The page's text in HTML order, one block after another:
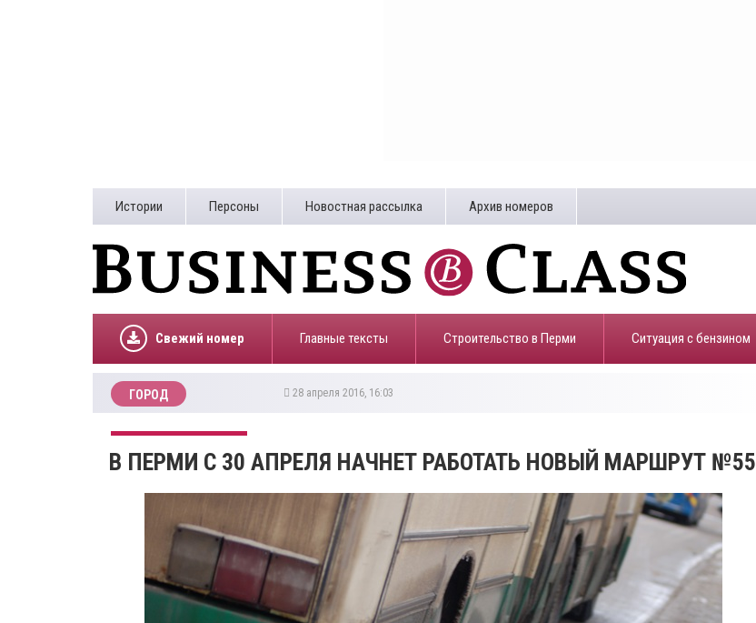
Истории Персоны Новостная рассылка Архив номеров
Свежий номер Главные тексты Строительство в Перми ​Ситуация с бензином
ГОРОД 28 апреля 2016, 16:03
В ПЕРМИ С 30 АПРЕЛЯ НАЧНЕТ РАБОТАТЬ НОВЫЙ МАРШРУТ №55